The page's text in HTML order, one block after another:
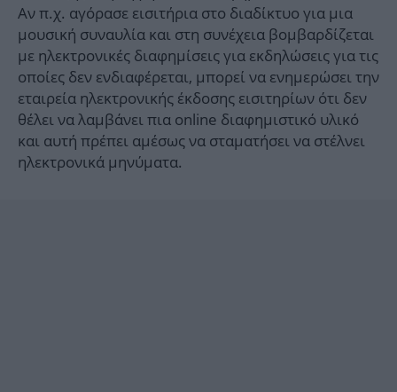
Αν π.χ. αγόρασε εισιτήρια στο διαδίκτυο για μια
μουσική συναυλία και στη συνέχεια βομβαρδίζεται
με ηλεκτρονικές διαφημίσεις για εκδηλώσεις για τις
οποίες δεν ενδιαφέρεται, μπορεί να ενημερώσει την
εταιρεία ηλεκτρονικής έκδοσης εισιτηρίων ότι δεν
θέλει να λαμβάνει πια online διαφημιστικό υλικό
και αυτή πρέπει αμέσως να σταματήσει να στέλνει
ηλεκτρονικά μηνύματα.